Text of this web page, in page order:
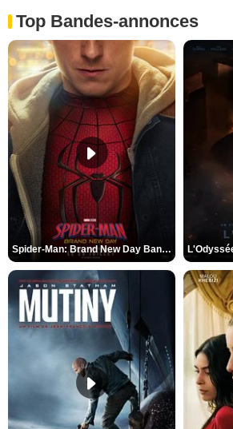
Top Bandes-annonces
Spider-Man: Brand New Day Bande-annonce VO STFR